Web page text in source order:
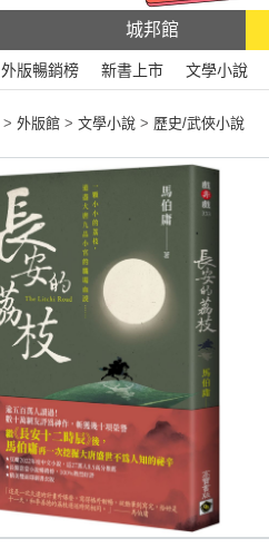
城邦館
外版暢銷榜 新書上市 文學小說
> 外版館 > 文學小說 > 歷史/武俠小說